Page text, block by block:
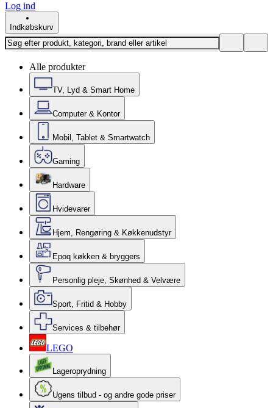
Log ind
Indkøbskurv
Alle produkter
TV, Lyd & Smart Home
Computer & Kontor
Mobil, Tablet & Smartwatch
Gaming
Hardware
Hvidevarer
Hjem, Rengøring & Køkkenudstyr
Epoq køkken & bryggers
Personlig pleje, Skønhed & Velvære
Sport, Fritid & Hobby
Services & tilbehør
LEGO
Lageroprydning
Ugens tilbud - og andre gode priser